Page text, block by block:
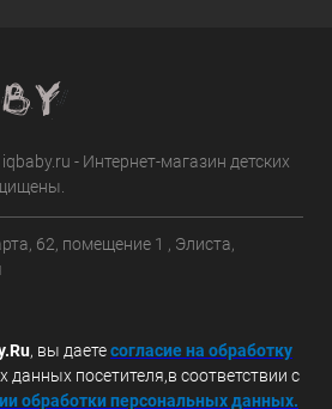
- Интернет-магазин детских
62, помещение 1 , Элиста,
, вы даетесогласие на обработку
данных посетителя,в соответствии с
обработки персональных данных.